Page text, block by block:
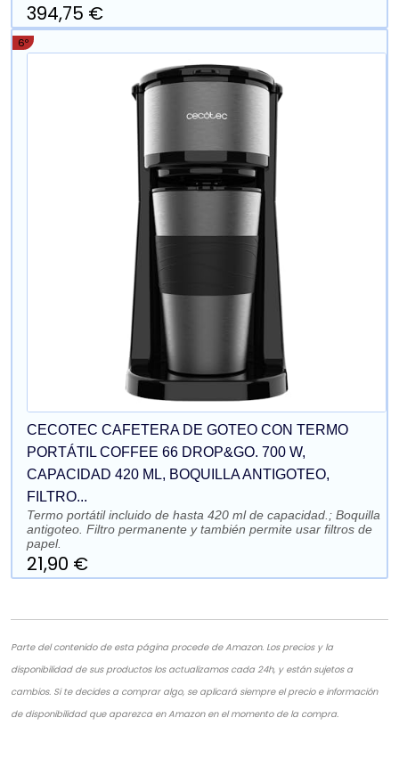
394,75 €
6º
CECOTEC CAFETERA DE GOTEO CON TERMO
PORTÁTIL COFFEE 66 DROP&GO. 700 W,
CAPACIDAD 420 ML, BOQUILLA ANTIGOTEO,
FILTRO...
Termo portátil incluido de hasta 420 ml de capacidad.; Boquilla
antigoteo. Filtro permanente y también permite usar filtros de
papel.
21,90 €
Parte del contenido de esta página procede de Amazon. Los precios y la
disponibilidad de sus productos los actualizamos cada 24h, y están sujetos a
cambios. Si te decides a comprar algo, se aplicará siempre el precio e información
de disponibilidad que aparezca en Amazon en el momento de la compra.